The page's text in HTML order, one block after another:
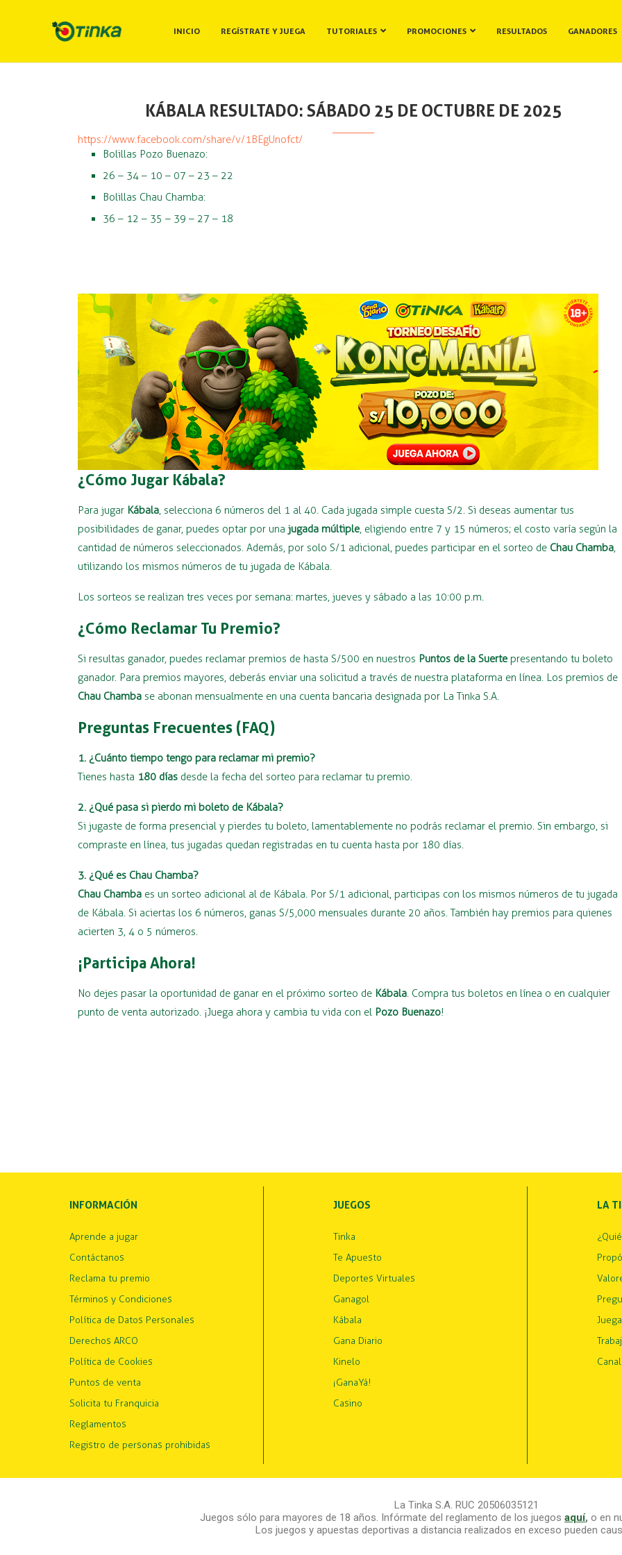
INICIO REGÍSTRATE Y JUEGA TUTORIALES PROMOCIONES RESULTADOS GANADORES
KÁBALA RESULTADO: SÁBADO 25 DE OCTUBRE DE 2025
https://www.facebook.com/share/v/1BEgUnofct/
Bolillas Pozo Buenazo:
26 – 34 – 10 – 07 – 23 – 22
Bolillas Chau Chamba:
36 – 12 – 35 – 39 – 27 – 18
¿Cómo Jugar Kábala?
Para jugar Kábala, selecciona 6 números del 1 al 40. Cada jugada simple cuesta S/2. Si deseas aumentar tus
posibilidades de ganar, puedes optar por una jugada múltiple, eligiendo entre 7 y 15 números; el costo varía según la
cantidad de números seleccionados. Además, por solo S/1 adicional, puedes participar en el sorteo de Chau Chamba,
utilizando los mismos números de tu jugada de Kábala.
Los sorteos se realizan tres veces por semana: martes, jueves y sábado a las 10:00 p.m.
¿Cómo Reclamar Tu Premio?
Si resultas ganador, puedes reclamar premios de hasta S/500 en nuestros Puntos de la Suerte presentando tu boleto
ganador. Para premios mayores, deberás enviar una solicitud a través de nuestra plataforma en línea. Los premios de
Chau Chamba se abonan mensualmente en una cuenta bancaria designada por La Tinka S.A.
Preguntas Frecuentes (FAQ)
1. ¿Cuánto tiempo tengo para reclamar mi premio?
Tienes hasta 180 días desde la fecha del sorteo para reclamar tu premio.
2. ¿Qué pasa si pierdo mi boleto de Kábala?
Si jugaste de forma presencial y pierdes tu boleto, lamentablemente no podrás reclamar el premio. Sin embargo, si
compraste en línea, tus jugadas quedan registradas en tu cuenta hasta por 180 días.
3. ¿Qué es Chau Chamba?
Chau Chamba es un sorteo adicional al de Kábala. Por S/1 adicional, participas con los mismos números de tu jugada
de Kábala. Si aciertas los 6 números, ganas S/5,000 mensuales durante 20 años. También hay premios para quienes
acierten 3, 4 o 5 números.
¡Participa Ahora!
No dejes pasar la oportunidad de ganar en el próximo sorteo de Kábala. Compra tus boletos en línea o en cualquier
punto de venta autorizado. ¡Juega ahora y cambia tu vida con el Pozo Buenazo!
INFORMACIÓN
Aprende a jugar
Contáctanos
Reclama tu premio
Términos y Condiciones
Política de Datos Personales
Derechos ARCO
Política de Cookies
Puntos de venta
Solicita tu Franquicia
Reglamentos
Registro de personas prohibidas
JUEGOS
Tinka
Te Apuesto
Deportes Virtuales
Ganagol
Kábala
Gana Diario
Kinelo
¡GanaYá!
Casino
LA
La Tinka S.A. RUC 20506035121
Juegos sólo para mayores de 18 años. Infórmate del reglamento de los juegos aquí, o en
Los juegos y apuestas deportivas a distancia realizados en exceso pueden